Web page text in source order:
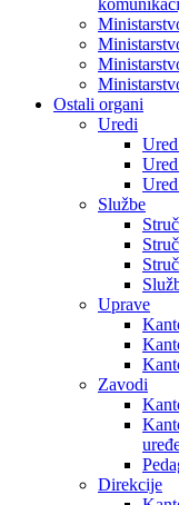
Ostali organi
Uredi
Službe
Uprave
Zavodi
Direkcije